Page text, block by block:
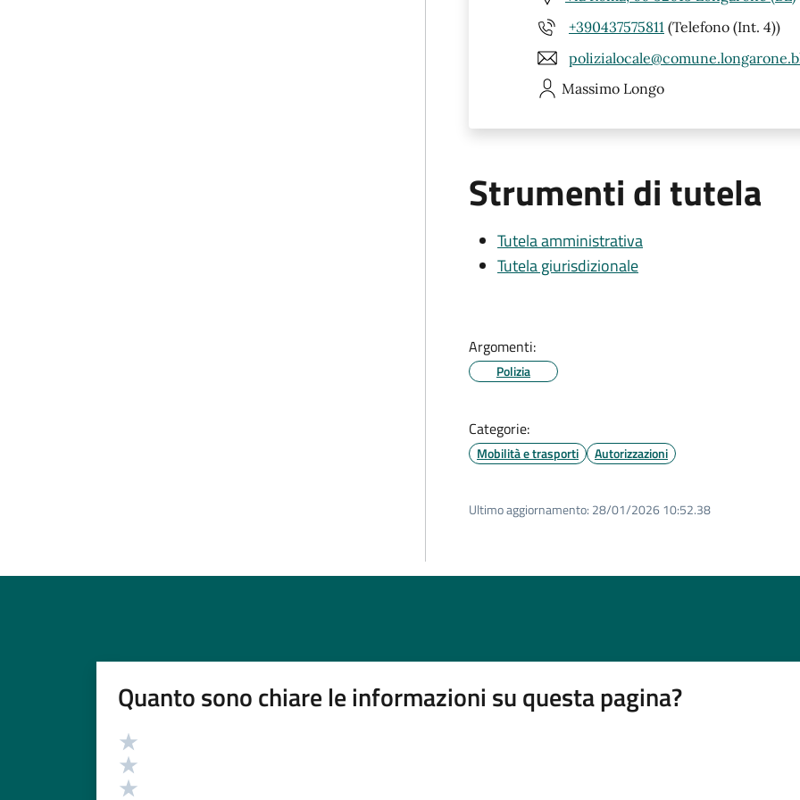
+390437575811 (Telefono (Int. 4))
Massimo Longo
Strumenti di tutela
Tutela amministrativa
Tutela giurisdizionale
Argomenti:
Polizia
Categorie:
Mobilità e trasporti Autorizzazioni
Ultimo aggiornamento: 28/01/2026 10:52.38
Quanto sono chiare le informazioni su questa pagina?
Valutazione